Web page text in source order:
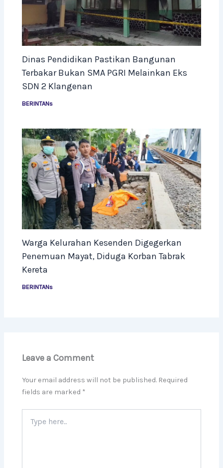
Dinas Pendidikan Pastikan Bangunan
Terbakar Bukan SMA PGRI Melainkan Eks
SDN 2 Klangenan
BERINTANs
Warga Kelurahan Kesenden Digegerkan
Penemuan Mayat, Diduga Korban Tabrak
Kereta
BERINTANs
Leave a Comment
Your email address will not be published. Required
fields are marked *
here..